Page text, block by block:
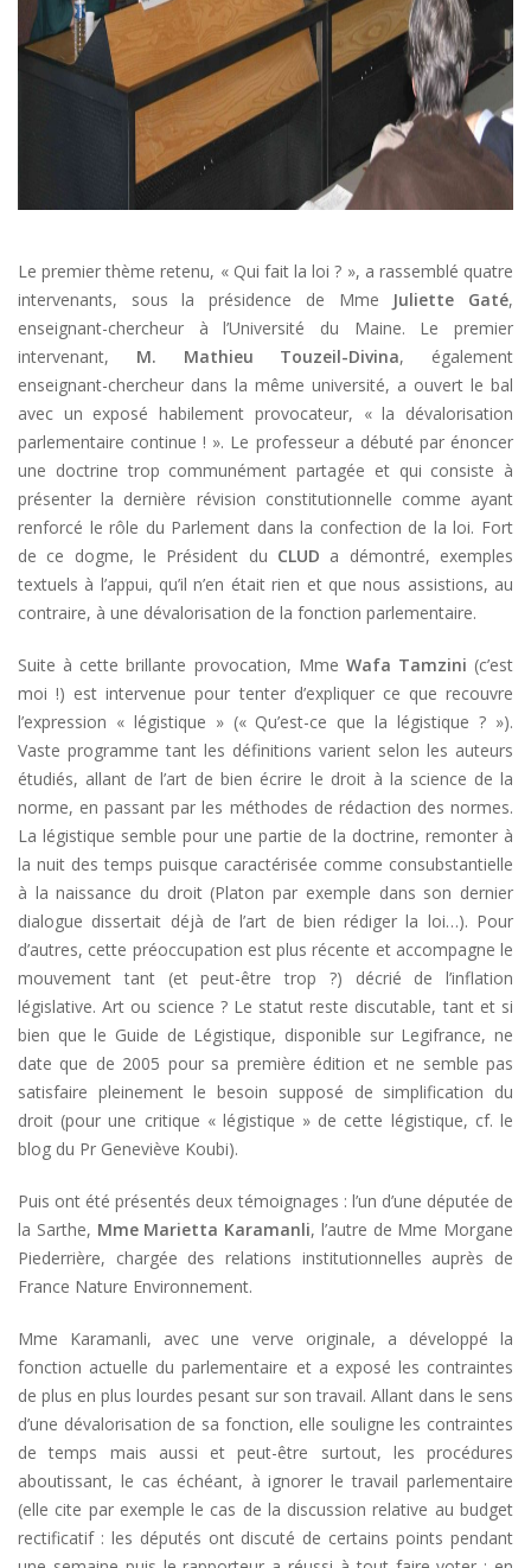
Le premier thème retenu, « Qui fait la loi ? », a rassemblé quatre
intervenants, sous la présidence de Mme Juliette Gaté,
enseignant-chercheur à l’Université du Maine. Le premier
intervenant, M. Mathieu Touzeil-Divina, également
enseignant-chercheur dans la même université, a ouvert le bal
avec un exposé habilement provocateur, « la dévalorisation
parlementaire continue ! ». Le professeur a débuté par énoncer
une doctrine trop communément partagée et qui consiste à
présenter la dernière révision constitutionnelle comme ayant
renforcé le rôle du Parlement dans la confection de la loi. Fort
de ce dogme, le Président du CLUD a démontré, exemples
textuels à l’appui, qu’il n’en était rien et que nous assistions, au
contraire, à une dévalorisation de la fonction parlementaire.
Suite à cette brillante provocation, Mme Wafa Tamzini (c’est
moi !) est intervenue pour tenter d’expliquer ce que recouvre
l’expression « légistique » (« Qu’est-ce que la légistique ? »).
Vaste programme tant les définitions varient selon les auteurs
étudiés, allant de l’art de bien écrire le droit à la science de la
norme, en passant par les méthodes de rédaction des normes.
La légistique semble pour une partie de la doctrine, remonter à
la nuit des temps puisque caractérisée comme consubstantielle
à la naissance du droit (Platon par exemple dans son dernier
dialogue dissertait déjà de l’art de bien rédiger la loi…). Pour
d’autres, cette préoccupation est plus récente et accompagne le
mouvement tant (et peut-être trop ?) décrié de l’inflation
législative. Art ou science ? Le statut reste discutable, tant et si
bien que le Guide de Légistique, disponible sur Legifrance, ne
date que de 2005 pour sa première édition et ne semble pas
satisfaire pleinement le besoin supposé de simplification du
droit (pour une critique « légistique » de cette légistique, cf. le
blog du Pr Geneviève Koubi).
Puis ont été présentés deux témoignages : l’un d’une députée de
la Sarthe, Mme Marietta Karamanli, l’autre de Mme Morgane
Piederrière, chargée des relations institutionnelles auprès de
France Nature Environnement.
Mme Karamanli, avec une verve originale, a développé la
fonction actuelle du parlementaire et a exposé les contraintes
de plus en plus lourdes pesant sur son travail. Allant dans le sens
d’une dévalorisation de sa fonction, elle souligne les contraintes
de temps mais aussi et peut-être surtout, les procédures
aboutissant, le cas échéant, à ignorer le travail parlementaire
(elle cite par exemple le cas de la discussion relative au budget
rectificatif : les députés ont discuté de certains points pendant